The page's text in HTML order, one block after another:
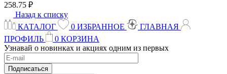
258.75 ₽
Назад к списку
КАТАЛОГ
0 ИЗБРАННОЕ
ГЛАВНАЯ
ПРОФИЛЬ
0 КОРЗИНА
Узнавай о новинках и акциях одним из первых
Подписаться